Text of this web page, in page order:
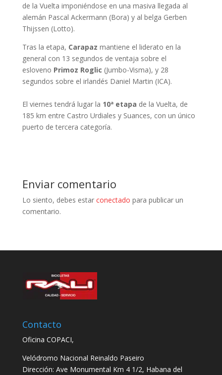
de la Vuelta imponiéndose en una masiva llegada al
alemán Pascal Ackermann (Bora) y al belga Gerben
Thijssen (Lotto).
Tras la etapa, Carapaz mantiene el liderato en la
general con 13 segundos de ventaja sobre el
esloveno Primoz Roglic (Jumbo-Visma), y 28
segundos sobre el irlandés Daniel Martin (ICA).
El viernes tendrá lugar la 10ª etapa de la Vuelta, de
185 km entre Castro Urdiales y Suances, con un único
puerto de tercera categoría.
Enviar comentario
Lo siento, debes estar conectado para publicar un
comentario.
Contacto
Oficina COPACI,
Velódromo Nacional Reinaldo Paseiro
Dirección: Ave Monumental Km 4 1/2, Habana del